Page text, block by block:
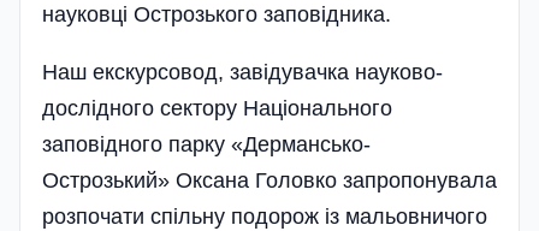
науковці Острозького заповідника.
Наш екскурсовод, завідувачка науково-
дослідного сектору Національного
заповідного парку «Дермансько-
Острозький» Оксана Головко запропонувала
розпочати спільну подорож із мальовничого